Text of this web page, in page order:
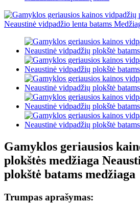
Gamyklos geriausios
plokštės medžiaga
plokštė batams medžiaga
Trumpas aprašymas: